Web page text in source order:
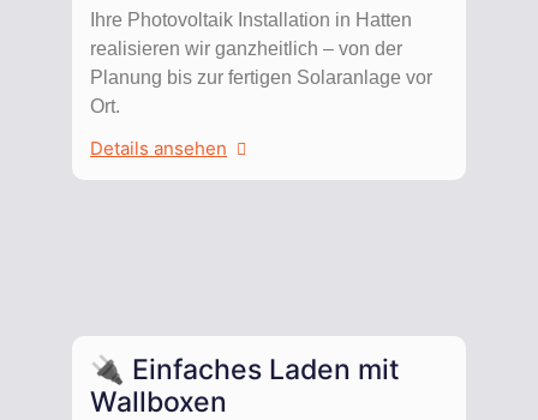
Ihre Photovoltaik Installation in Hatten
realisieren wir ganzheitlich – von der
Planung bis zur fertigen Solaranlage vor
Ort.
Details ansehen
🔌 Einfaches Laden mit
Wallboxen